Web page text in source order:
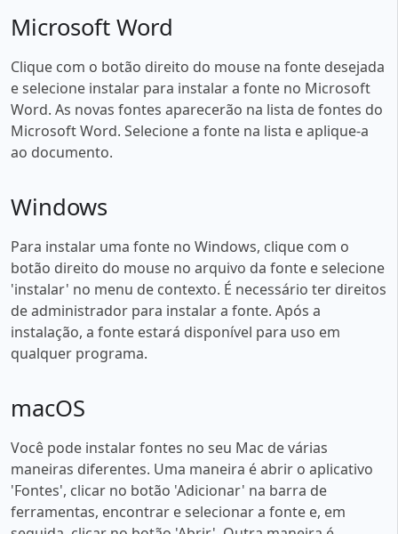
Microsoft Word
Clique com o botão direito do mouse na fonte desejada
e selecione instalar para instalar a fonte no Microsoft
Word. As novas fontes aparecerão na lista de fontes do
Microsoft Word. Selecione a fonte na lista e aplique-a
ao documento.
Windows
Para instalar uma fonte no Windows, clique com o
botão direito do mouse no arquivo da fonte e selecione
'instalar' no menu de contexto. É necessário ter direitos
de administrador para instalar a fonte. Após a
instalação, a fonte estará disponível para uso em
qualquer programa.
macOS
Você pode instalar fontes no seu Mac de várias
maneiras diferentes. Uma maneira é abrir o aplicativo
'Fontes', clicar no botão 'Adicionar' na barra de
ferramentas, encontrar e selecionar a fonte e, em